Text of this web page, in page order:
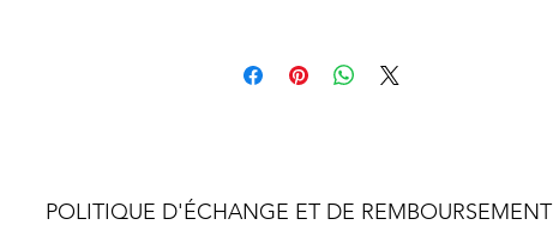
POLITIQUE D'ÉCHANGE ET DE REMBOURSEMENT